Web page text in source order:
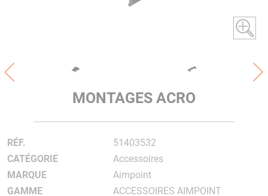
MONTAGES ACRO
RÉF.
51403532
CATÉGORIE
Accessoires
MARQUE
Aimpoint
GAMME
ACCESSOIRES AIMPOINT